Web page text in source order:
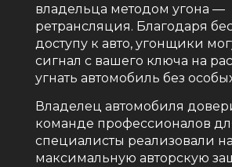
владельца методом угона —
ретрансляция. Благодаря
доступу к авто, угонщики
сигнал с вашего ключа на
угнать автомобиль без
Владелец автомобиля
команде профессионалов
специалисты реализовали
максимальную авторскую